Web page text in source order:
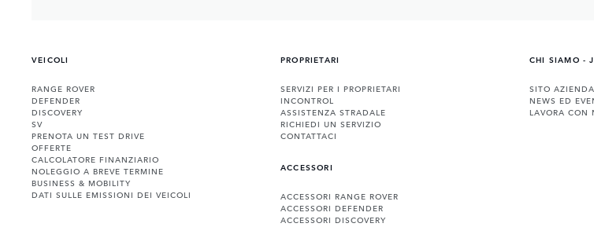
VEICOLI
RANGE ROVER
DEFENDER
DISCOVERY
SV
PRENOTA UN TEST DRIVE
OFFERTE
CALCOLATORE FINANZIARIO
NOLEGGIO A BREVE TERMINE
BUSINESS & MOBILITY
DATI SULLE EMISSIONI DEI VEICOLI
PROPRIETARI
SERVIZI PER I PROPRIETARI
INCONTROL
ASSISTENZA STRADALE
RICHIEDI UN SERVIZIO
CONTATTACI
ACCESSORI
ACCESSORI RANGE ROVER
ACCESSORI DEFENDER
ACCESSORI DISCOVERY
CHI SIAMO -
SITO
NEWS ED
LAVORA CON